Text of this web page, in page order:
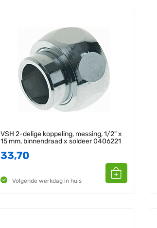
VSH 2-delige koppeling, messing, 1/2" x
15 mm, binnendraad x soldeer 0406221
33,70
Volgende werkdag in huis